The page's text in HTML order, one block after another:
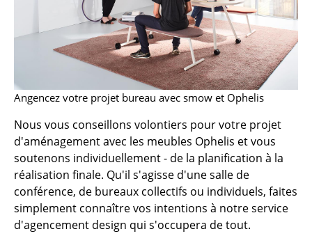
Meubles TV
Caissons roulants et Meubles d’appoint
Meubles de bar
Garde-robes
Petits rangements
Pièces détachées
... voir tous les rangements
Luminaires
Angencez votre projet bureau avec smow et Ophelis
Nous vous conseillons volontiers pour votre projet
d'aménagement avec les meubles Ophelis et vous
soutenons individuellement - de la planification à la
réalisation finale. Qu'il s'agisse d'une salle de
conférence, de bureaux collectifs ou individuels, faites
simplement connaître vos intentions à notre service
d'agencement design qui s'occupera de tout.